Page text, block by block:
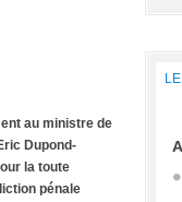
au ministre de
Dupond-
la toute
pénale